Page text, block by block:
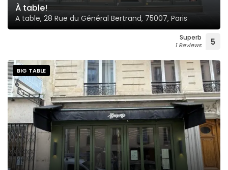
À table!
A table, 28 Rue du Général Bertrand, 75007, Paris
Superb
1 Reviews 5
BIG TABLE